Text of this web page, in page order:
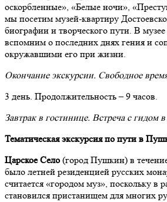
оскорбленные», «Белые ночи»,
мы посетим музей-квартиру
биографии и творческого пути. В
вспомним о последних днях гения и
окружавшими его при жизни.
Окончание экскурсии. Свободное
3 день. Продолжительность – 9 часов.
Завтрак в гостинице. Встреча с гидом
Тематическая экскурсия по пути в
Царское Село (город Пушкин) в
было летней резиденцией русских
считается «городом муз», поскольку в
становился пристанищем для многих